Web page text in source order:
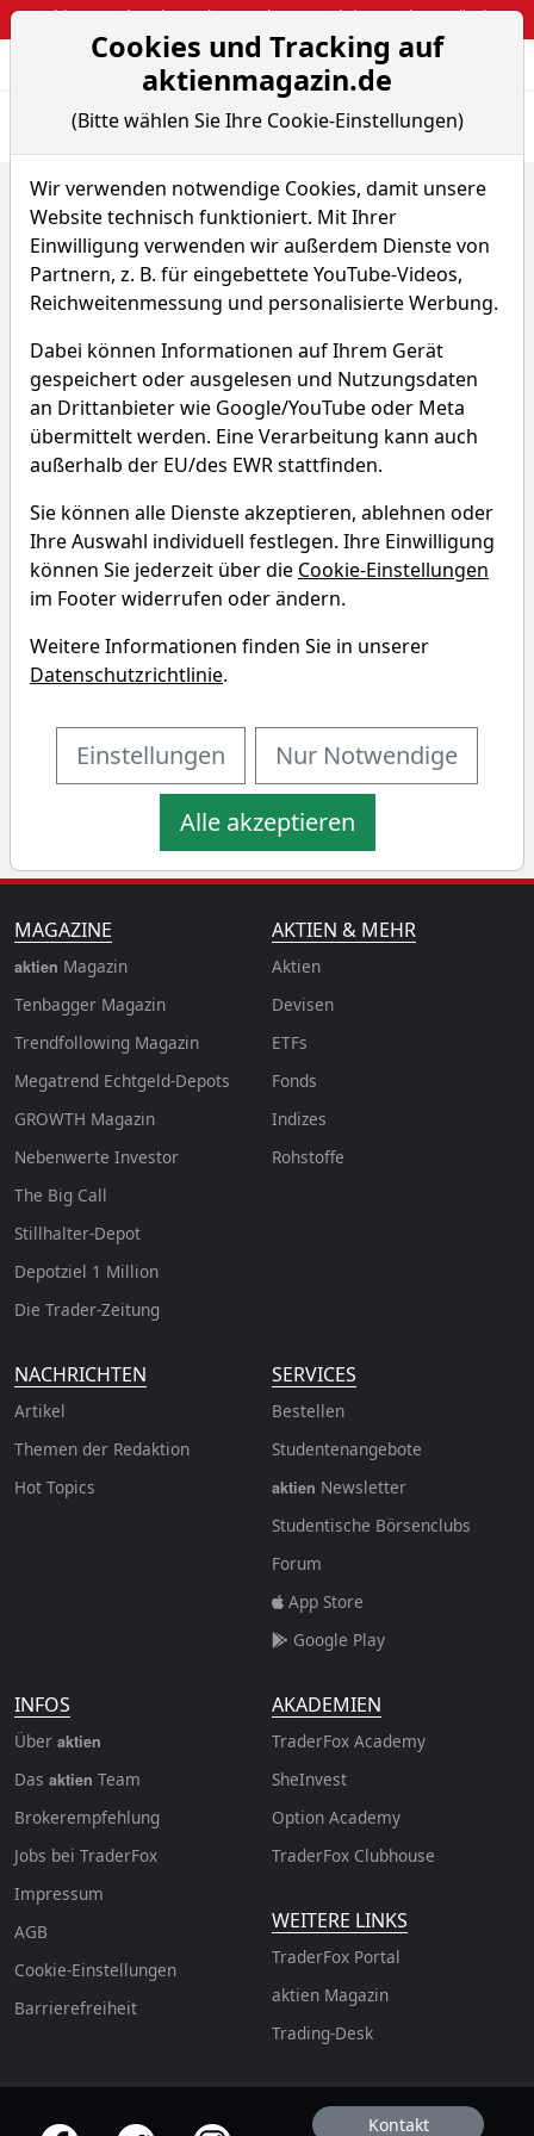
Webinar: So kassierst du trotzdem attraktive Optionsprämien
Aktien- und
Home Fonds L&G Pharma Breakthrough UCITS ETF USD
L&G Pharma Breakthrough
UCITS ETF USD
WKN A2H9VJ ISIN DE000A2H9VJ3
- -
-
Chart des L&G Pharma
Breakthrough UCITS ETF USD
Fonds
Charttool öffnen
1T 1W 3M
6M
1J
3J 5J 10J
MAGAZINE
aktien Magazin
Tenbagger Magazin
Trendfollowing Magazin
Megatrend Echtgeld-Depots
GROWTH Magazin
Nebenwerte Investor
The Big Call
Stillhalter-Depot
Depotziel 1 Million
Die Trader-Zeitung
AKTIEN & MEHR
Aktien
Devisen
ETFs
Fonds
Indizes
Rohstoffe
NACHRICHTEN
Artikel
Themen der Redaktion
Hot Topics
SERVICES
Bestellen
Studentenangebote
aktien Newsletter
Studentische Börsenclubs
Forum
App Store
Google Play
INFOS
Über aktien
Das aktien Team
Brokerempfehlung
Jobs bei TraderFox
Impressum
AGB
Cookie-Einstellungen
Barrierefreiheit
AKADEMIEN
TraderFox Academy
SheInvest
Option Academy
TraderFox Clubhouse
WEITERE LINKS
TraderFox Portal
aktien Magazin
Trading-Desk
offizielle Social Media-Accounts Kontakt
Cookies und Tracking auf
aktienmagazin.de
(Bitte wählen Sie Ihre Cookie-Einstellungen)
Wir verwenden notwendige Cookies, damit unsere
Website technisch funktioniert. Mit Ihrer
Einwilligung verwenden wir außerdem Dienste von
Partnern, z. B. für eingebettete YouTube-Videos,
Reichweitenmessung und personalisierte Werbung.
Dabei können Informationen auf Ihrem Gerät
gespeichert oder ausgelesen und Nutzungsdaten
an Drittanbieter wie Google/YouTube oder Meta
übermittelt werden. Eine Verarbeitung kann auch
außerhalb der EU/des EWR stattfinden.
Sie können alle Dienste akzeptieren, ablehnen oder
Ihre Auswahl individuell festlegen. Ihre Einwilligung
können Sie jederzeit über die Cookie-Einstellungen
im Footer widerrufen oder ändern.
Weitere Informationen finden Sie in unserer
Datenschutzrichtlinie.
Einstellungen Nur Notwendige
Alle akzeptieren